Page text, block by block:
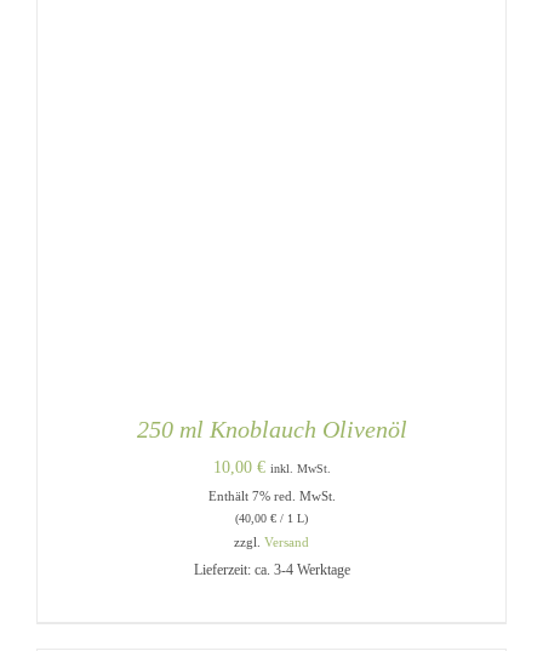
250 ml Knoblauch Olivenöl
10,00 € inkl. MwSt.
Enthält 7% red. MwSt.
(40,00 € / 1 L)
zzgl. Versand
Lieferzeit: ca. 3-4 Werktage